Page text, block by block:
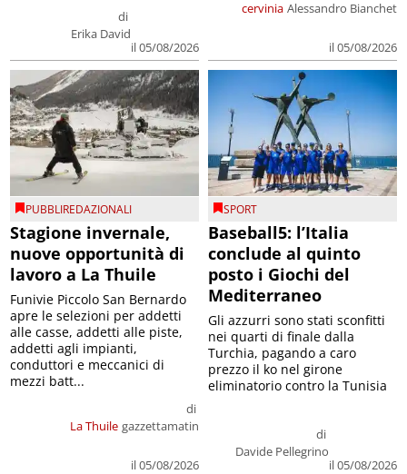
di
Erika David
il 05/08/2026
cervinia Alessandro Bianchet
il 05/08/2026
PUBBLIREDAZIONALI
Stagione invernale,
nuove opportunità di
lavoro a La Thuile
La Thuile
di
gazzettamatin
il 05/08/2026
Funivie Piccolo San Bernardo
apre le selezioni per addetti
alle casse, addetti alle piste,
addetti agli impianti,
conduttori e meccanici di
mezzi batt...
SPORT
Baseball5: l’Italia
conclude al quinto
posto i Giochi del
Mediterraneo
di
Davide Pellegrino
il 05/08/2026
Gli azzurri sono stati sconfitti
nei quarti di finale dalla
Turchia, pagando a caro
prezzo il ko nel girone
eliminatorio contro la Tunisia